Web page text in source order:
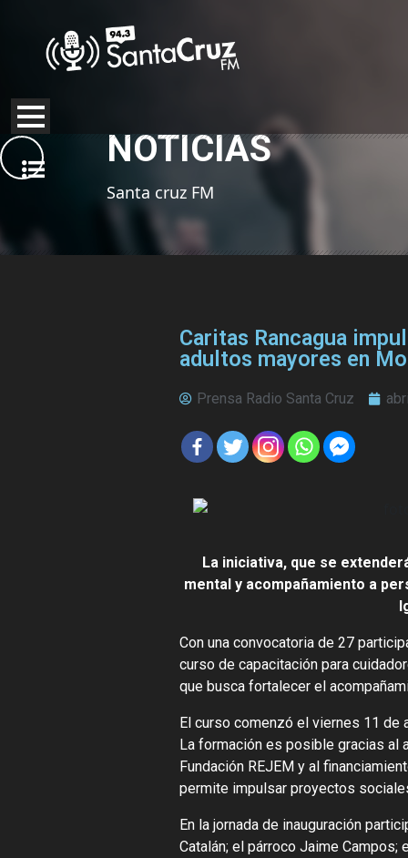
NOTICIAS
Santa cruz FM
Caritas Rancagua
adultos mayores en
Prensa Radio Santa Cruz
La iniciativa, que se
mental y acompañamiento a
Con una convocatoria de 27
curso de capacitación para
que busca fortalecer el
El curso comenzó el viernes 11 de
La formación es posible gracias al
Fundación REJEM y al
permite impulsar proyectos
En la jornada de inauguración
Catalán; el párroco Jaime Campos;